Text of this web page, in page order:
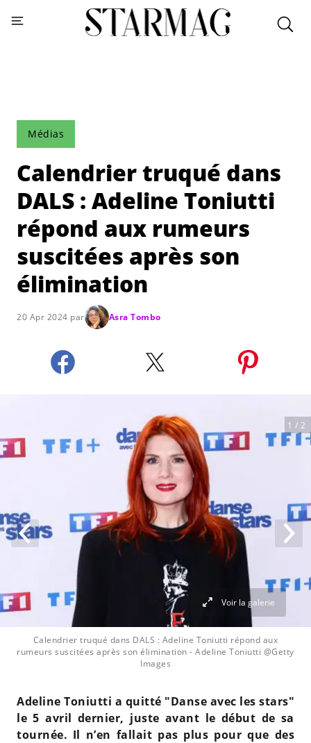
Médias
Calendrier truqué dans
DALS : Adeline Toniutti
répond aux rumeurs
suscitées après son
élimination
20 Apr 2024 par Asra Tombo
Calendrier truqué dans DALS : Adeline Toniutti répond aux
rumeurs suscitées après son élimination - Adeline Toniutti @Getty
Images
1 / 2
Voir la galerie
Adeline Toniutti a quitté "Danse avec les stars"
le 5 avril dernier, juste avant le début de sa
tournée. Il n’en fallait pas plus pour que des